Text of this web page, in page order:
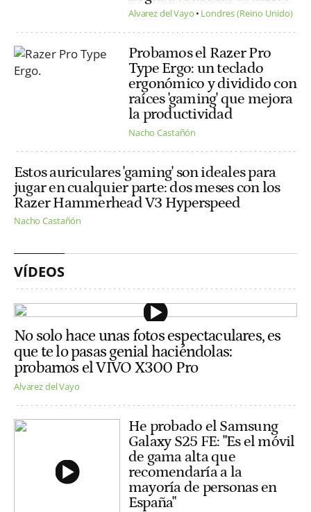
Alvarez del Vayo Londres (Reino Unido)
Probamos el Razer Pro
Type Ergo: un teclado
ergonómico y dividido con
raíces 'gaming' que mejora
la productividad
Nacho Castañón
Estos auriculares 'gaming' son ideales para
jugar en cualquier parte: dos meses con los
Razer Hammerhead V3 Hyperspeed
Nacho Castañón
VÍDEOS
No solo hace unas fotos espectaculares, es
que te lo pasas genial haciéndolas:
probamos el VIVO X300 Pro
Alvarez del Vayo
He probado el Samsung
Galaxy S25 FE: "Es el móvil
de gama alta que
recomendaría a la
mayoría de personas en
España"